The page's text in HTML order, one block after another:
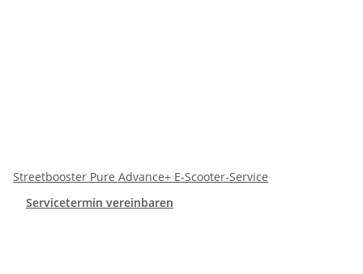
Streetbooster Pure Advance+ E-Scooter-Service
Servicetermin vereinbaren